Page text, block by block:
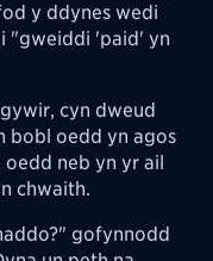
y ddynes wedi
"gweiddi 'paid' yn
cyn dweud
bobl oedd yn agos
neb yn yr ail
chwaith.
gofynnodd